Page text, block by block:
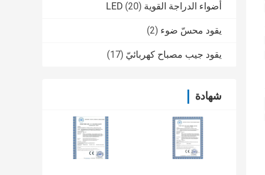
أضواء الدراجة القوية LED (20)
يقود محسّ ضوء (2)
يقود جيب مصباح كهربائيّ (17)
شهادة